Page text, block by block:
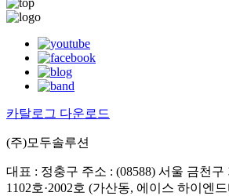
카탈로그 다운로드
(주)모두솔루션
대표 : 정충구 주소 : (08588) 서울 금천
1102호·2002호 (가산동, 에이스 하이엔